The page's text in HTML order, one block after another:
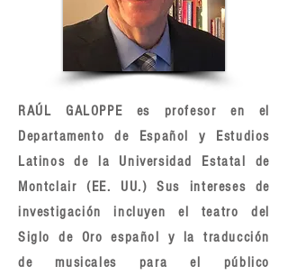
RAÚL GALOPPE es profesor en el
Departamento de Español y Estudios
Latinos de la Universidad Estatal de
Montclair (EE. UU.) Sus intereses de
investigación incluyen el teatro del
Siglo de Oro español y la traducción
de musicales para el público